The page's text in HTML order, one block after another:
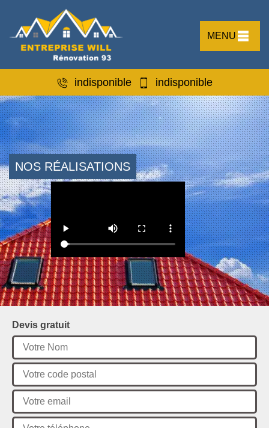
MENU
indisponible indisponible
NOS RÉALISATIONS
Devis gratuit